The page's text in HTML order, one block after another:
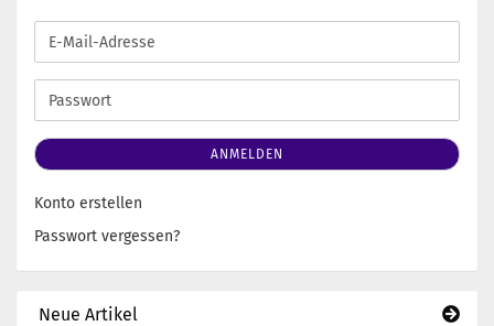
E-
Mail-
Adresse
Passwort
ANMELDEN
Konto erstellen
Passwort vergessen?
Neue Artikel